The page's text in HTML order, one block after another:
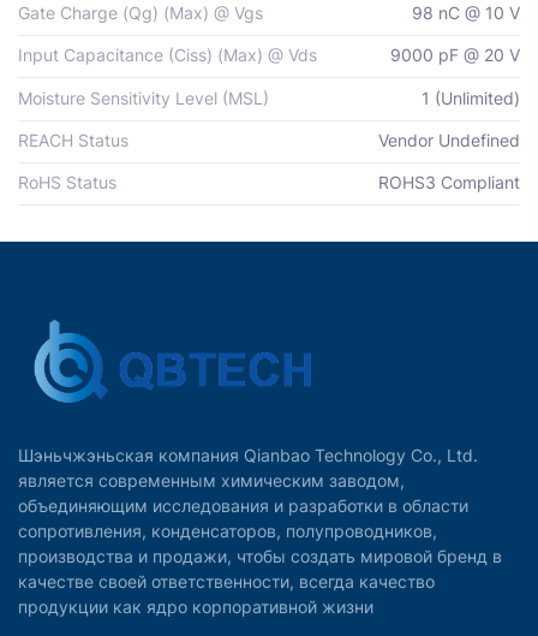
Gate Charge (Qg) (Max) @ Vgs 98 nC @ 10 V
Input Capacitance (Ciss) (Max) @ Vds 9000 pF @ 20 V
Moisture Sensitivity Level (MSL) 1 (Unlimited)
REACH Status Vendor Undefined
RoHS Status ROHS3 Compliant
Шэньчжэньская компания Qianbao Technology Co., Ltd.
является современным химическим заводом,
объединяющим исследования и разработки в области
сопротивления, конденсаторов, полупроводников,
производства и продажи, чтобы создать мировой бренд в
качестве своей ответственности, всегда качество
продукции как ядро корпоративной жизни